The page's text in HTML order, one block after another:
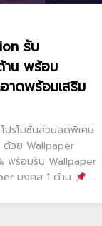
รับ
น พร้อม
าดพร้อมเสริม
โปรโมชั่นส่วนลดพิเศษ
ด้วย Wallpaper
ร้อมรับ Wallpaper
มงคล 1 ด้าน
…